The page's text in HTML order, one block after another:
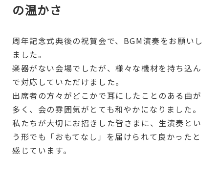
の温かさ
周年記念式典後の祝賀会で、BGM演奏をお願いし
ました。
楽器がない会場でしたが、様々な機材を持ち込ん
で対応していただけました。
出席者の方々がどこかで耳にしたことのある曲が
多く、会の雰囲気がとても和やかになりました。
私たちが大切にお招きした皆さまに、生演奏とい
う形でも「おもてなし」を届けられて良かったと
感じています。